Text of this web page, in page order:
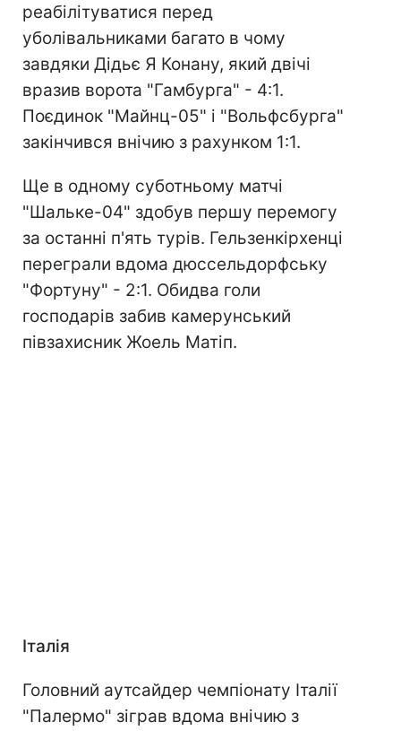
реабілітуватися перед
уболівальниками багато в чому
завдяки Дідьє Я Конану, який двічі
вразив ворота "Гамбурга" - 4:1.
Поєдинок "Майнц-05" і "Вольфсбурга"
закінчився внічию з рахунком 1:1.
Ще в одному суботньому матчі
"Шальке-04" здобув першу перемогу
за останні п'ять турів. Гельзенкірхенці
переграли вдома дюссельдорфську
"Фортуну" - 2:1. Обидва голи
господарів забив камерунський
півзахисник Жоель Матіп.
Італія
Головний аутсайдер чемпіонату Італії
"Палермо" зіграв вдома внічию з